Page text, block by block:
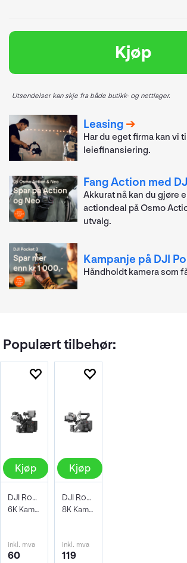
Kjøp
Utsendelser kan skje fra både butikk- og nettlager.
Leasing
Har du eget firma kan vi
leiefinansiering.
Fang Action med
Akkurat nå kan du gjøre
actiondeal på Osmo
utvalg.
Kampanje på DJI
Håndholdt kamera som
Populært tilbehør:
Kjøp
DJI Ronin 4D 4-Axis Cine Camera 6K
6K Kamera pakke
inkl. mva
60
Kjøp
DJI Ronin 4D 4-Axis Cinema 8K Combo
8K Kamerapakke
inkl. mva
119